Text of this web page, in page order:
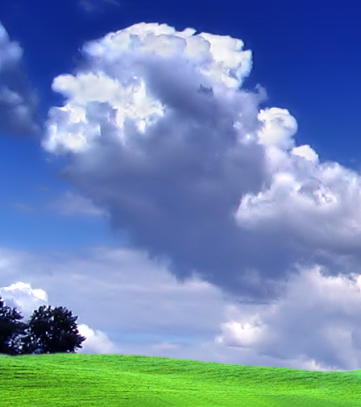
Elérhetőségek
Dr. Göllner
2081 Piliscsaba,
e-mail:
telefonszám:
Dr. Göllner
2081
e-mail:
telefonszám:
adószám: